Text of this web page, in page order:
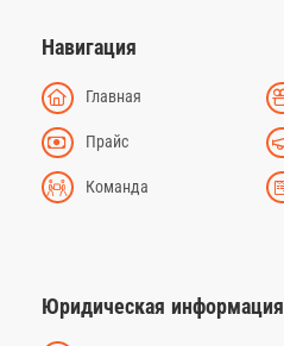
Навигация
Главная
Прайс
Команда
Юридическая информация